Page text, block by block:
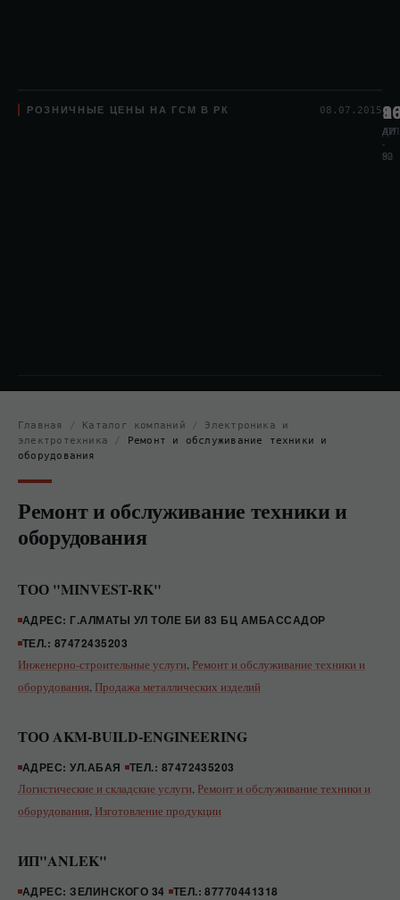
РОЗНИЧНЫЕ ЦЕНЫ НА ГСМ В РК 08.07.2015
АИ
-
80
АИ
-
92
ДТЛ
Главная / Каталог компаний / Электроника и
электротехника / Ремонт и обслуживание техники и
оборудования
Ремонт и обслуживание техники и
оборудования
ТОО "MINVEST-RK"
АДРЕС: Г.АЛМАТЫ УЛ ТОЛЕ БИ 83 БЦ АМБАССАДОР
ТЕЛ.: 87472435203
Инженерно-строительные услуги, Ремонт и обслуживание техники и
оборудования, Продажа металлических изделий
ТОО AKM-BUILD-ENGINEERING
АДРЕС: УЛ.АБАЯ ТЕЛ.: 87472435203
Логистические и складские услуги, Ремонт и обслуживание техники и
оборудования, Изготовление продукции
ИП"ANLEK"
АДРЕС: ЗЕЛИНСКОГО 34 ТЕЛ.: 87770441318